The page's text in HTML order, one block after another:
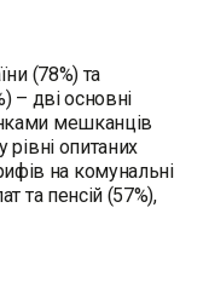
(78%) та
– дві основні
мешканців
рівні опитаних
на комунальні
та пенсій (57%),